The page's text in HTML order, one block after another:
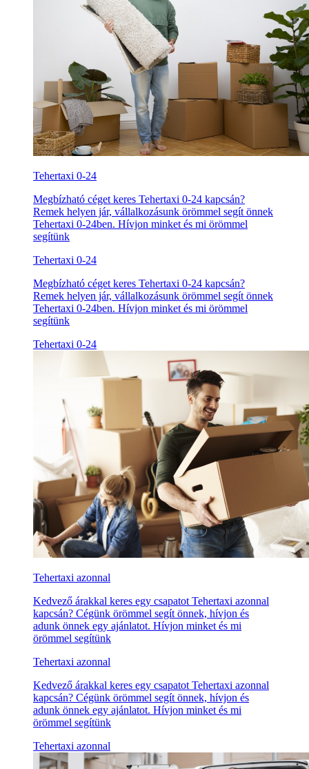
Tehertaxi 0-24
Megbízható céget keres Tehertaxi 0-24 kapcsán?
Remek helyen jár, vállalkozásunk örömmel segít önnek
Tehertaxi 0-24ben. Hívjon minket és mi örömmel
segítünk
Tehertaxi 0-24
Megbízható céget keres Tehertaxi 0-24 kapcsán?
Remek helyen jár, vállalkozásunk örömmel segít önnek
Tehertaxi 0-24ben. Hívjon minket és mi örömmel
segítünk
Tehertaxi 0-24
Tehertaxi azonnal
Kedvező árakkal keres egy csapatot Tehertaxi azonnal
kapcsán? Cégünk örömmel segít önnek, hívjon és
adunk önnek egy ajánlatot. Hívjon minket és mi
örömmel segítünk
Tehertaxi azonnal
Kedvező árakkal keres egy csapatot Tehertaxi azonnal
kapcsán? Cégünk örömmel segít önnek, hívjon és
adunk önnek egy ajánlatot. Hívjon minket és mi
örömmel segítünk
Tehertaxi azonnal